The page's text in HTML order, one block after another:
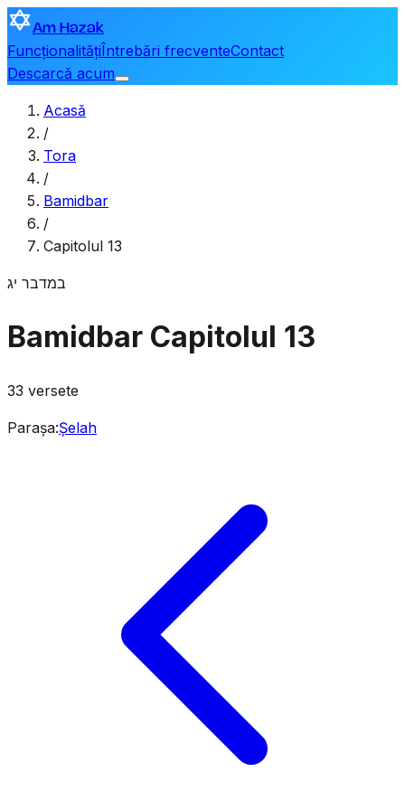
Am Hazak
FuncționalitățiÎntrebări frecventeContact
Descarcă acum
Acasă
/
Tora
/
Bamidbar
/
Capitolul 13
במדבר יג
Bamidbar Capitolul 13
33 versete
Parașa:Șelah